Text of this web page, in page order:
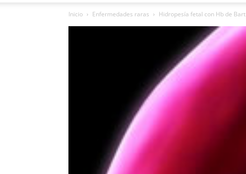
Inicio Enfermedades raras Hidropesía fetal con Hb de Bart